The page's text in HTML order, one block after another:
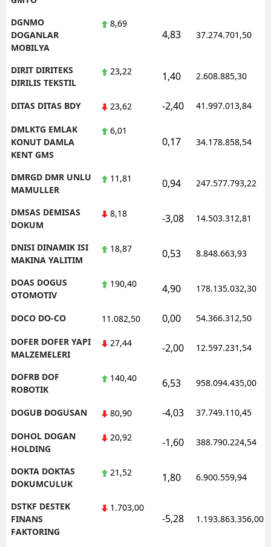
DGNMO
DOGANLAR
MOBILYA
8,69
4,83 37.274.701,50
DIRIT DIRITEKS
DIRILIS TEKSTIL
23,22 1,40 2.608.885,30
DITAS DITAS BDY 23,62 -2,40 41.997.013,84
DMLKTG EMLAK
KONUT DAMLA
KENT GMS
6,01
0,17 34.178.858,54
DMRGD DMR UNLU
MAMULLER
11,81 0,94 247.577.793,22
DMSAS DEMISAS
DOKUM
8,18 -3,08 14.503.312,81
DNISI DINAMIK ISI
MAKINA YALITIM
18,87 0,53 8.848.663,93
DOAS DOGUS
OTOMOTIV
190,40 4,90 178.135.032,30
DOCO DO-CO 11.082,50 0,00 54.366.312,50
DOFER DOFER YAPI
MALZEMELERI
27,44 -2,00 12.597.231,54
DOFRB DOF
ROBOTIK
140,40 6,53 958.094.435,00
DOGUB DOGUSAN 80,90 -4,03 37.749.110,45
DOHOL DOGAN
HOLDING
20,92 -1,60 388.790.224,54
DOKTA DOKTAS
DOKUMCULUK
21,52 1,80 6.900.559,94
DSTKF DESTEK
FINANS
FAKTORING
1.703,00
-5,28 1.193.863.356,00